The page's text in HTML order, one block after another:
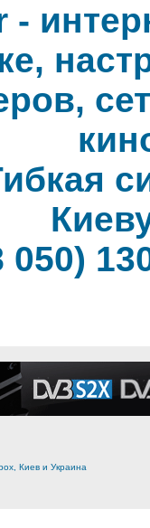
-
050)